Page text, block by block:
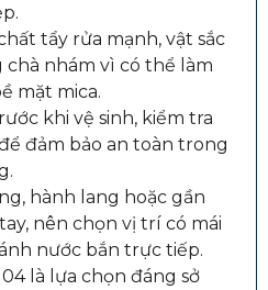
tẩy rửa mạnh, vật sắc
chà nhám vì có thể làm
mặt mica.
khi vệ sinh, kiểm tra
đảm bảo an toàn trong
hành lang hoặc gần
nên chọn vị trí có mái
nước bắn trực tiếp.
là lựa chọn đáng sở